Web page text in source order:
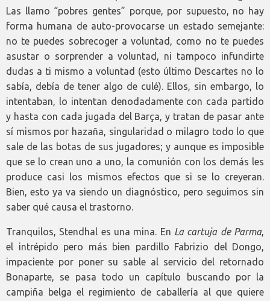
Las llamo “pobres gentes” porque, por supuesto, no hay
forma humana de auto-provocarse un estado semejante:
no te puedes sobrecoger a voluntad, como no te puedes
asustar o sorprender a voluntad, ni tampoco infundirte
dudas a ti mismo a voluntad (esto último Descartes no lo
sabía, debía de tener algo de culé). Ellos, sin embargo, lo
intentaban, lo intentan denodadamente con cada partido
y hasta con cada jugada del Barça, y tratan de pasar ante
sí mismos por hazaña, singularidad o milagro todo lo que
sale de las botas de sus jugadores; y aunque es imposible
que se lo crean uno a uno, la comunión con los demás les
produce casi los mismos efectos que si se lo creyeran.
Bien, esto ya va siendo un diagnóstico, pero seguimos sin
saber qué causa el trastorno.
Tranquilos, Stendhal es una mina. En La cartuja de Parma,
el intrépido pero más bien pardillo Fabrizio del Dongo,
impaciente por poner su sable al servicio del retornado
Bonaparte, se pasa todo un capítulo buscando por la
campiña belga el regimiento de caballería al que quiere